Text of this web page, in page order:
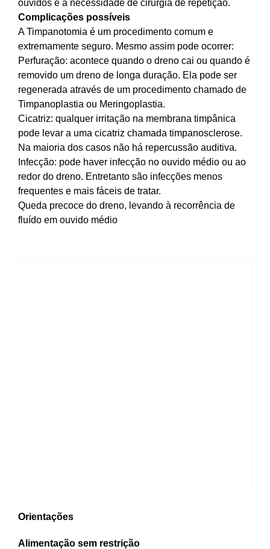
ouvidos e a necessidade de cirurgia de repetição.
Complicações possíveis
A Timpanotomia é um procedimento comum e
extremamente seguro. Mesmo assim pode ocorrer:
Perfuração: acontece quando o dreno cai ou quando é
removido um dreno de longa duração. Ela pode ser
regenerada através de um procedimento chamado de
Timpanoplastia ou Meringoplastia.
Cicatriz: qualquer irritação na membrana timpânica
pode levar a uma cicatriz chamada timpanosclerose.
Na maioria dos casos não há repercussão auditiva.
Infecção: pode haver infecção no ouvido médio ou ao
redor do dreno. Entretanto são infecções menos
frequentes e mais fáceis de tratar.
Queda precoce do dreno, levando à recorrência de
fluído em ouvido médio
Orientações
Alimentação sem restrição